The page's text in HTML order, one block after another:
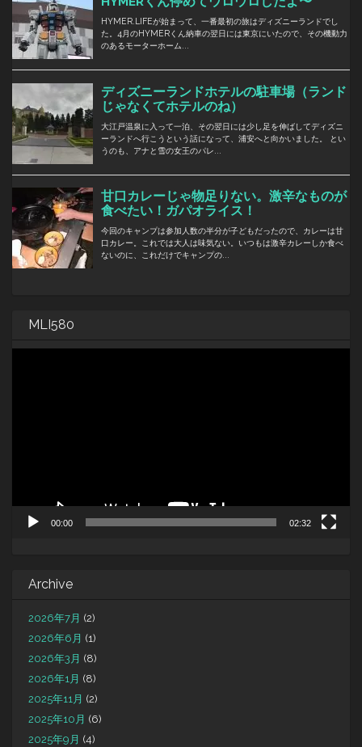
MLI580
00:00 02:32
Archive
2026年7月 (2)
2026年6月 (1)
2026年3月 (8)
2026年1月 (8)
2025年11月 (2)
2025年10月 (6)
2025年9月 (4)